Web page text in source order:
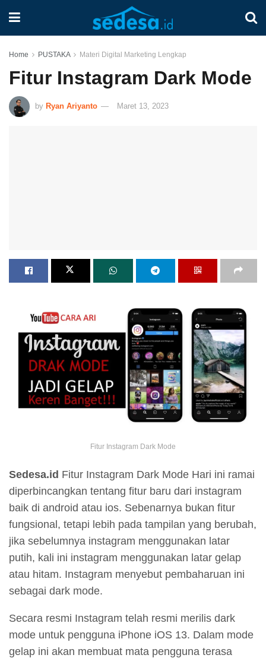
Home PUSTAKA Materi Digital Marketing Lengkap
Fitur Instagram Dark Mode
by Ryan Ariyanto Maret 13, 2023
Fitur Instagram Dark Mode
Sedesa.id Fitur Instagram Dark Mode Hari ini ramai
diperbincangkan tentang fitur baru dari instagram
baik di android atau ios. Sebenarnya bukan fitur
fungsional, tetapi lebih pada tampilan yang berubah,
jika sebelumnya instagram menggunakan latar
putih, kali ini instagram menggunakan latar gelap
atau hitam. Instagram menyebut pembaharuan ini
sebagai dark mode.
Secara resmi Instagram telah resmi merilis dark
mode untuk pengguna iPhone iOS 13. Dalam mode
gelap ini akan membuat mata pengguna terasa